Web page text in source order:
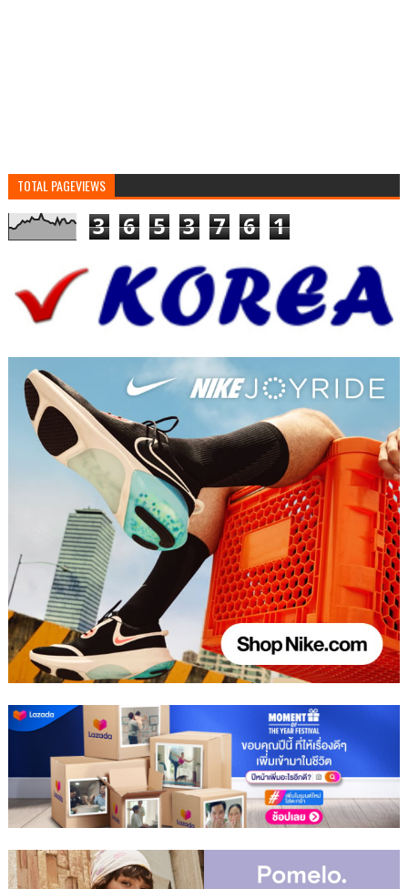
TOTAL PAGEVIEWS
3 6 5 3 7 6 1